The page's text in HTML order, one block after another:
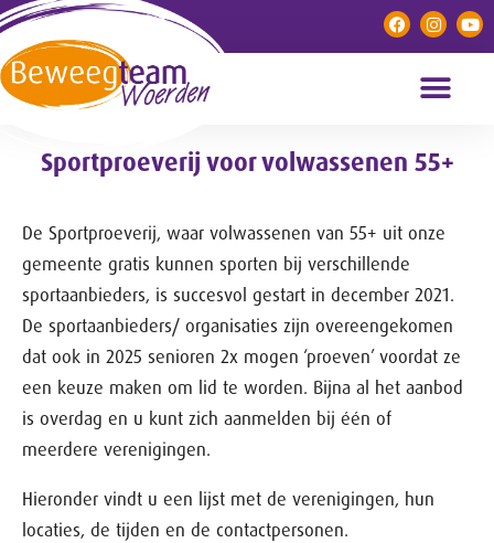
Sportproeverij voor volwassenen 55+
De Sportproeverij, waar volwassenen van 55+ uit onze
gemeente gratis kunnen sporten bij verschillende
sportaanbieders, is succesvol gestart in december 2021.
De sportaanbieders/ organisaties zijn overeengekomen
dat ook in 2025 senioren 2x mogen ‘proeven’ voordat ze
een keuze maken om lid te worden. Bijna al het aanbod
is overdag en u kunt zich aanmelden bij één of
meerdere verenigingen.
Hieronder vindt u een lijst met de verenigingen, hun
locaties, de tijden en de contactpersonen.